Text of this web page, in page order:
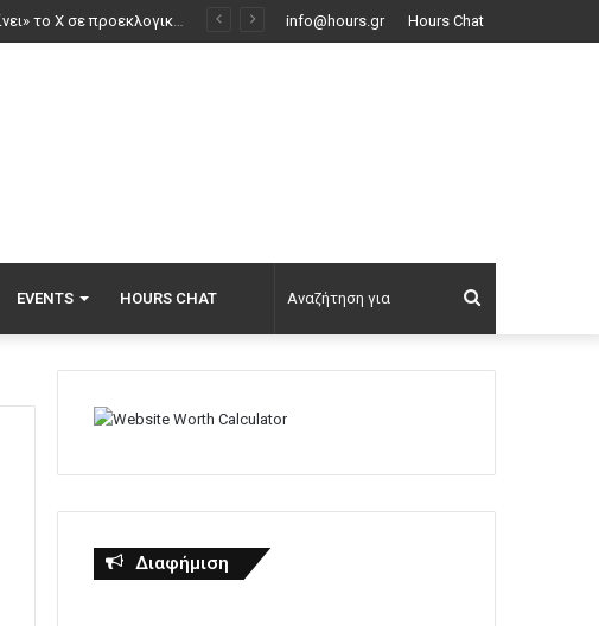
Δεκάδες ρωσικές επιθέσεις στην περιφέρεια του Ντνιπροπετρόφ της Ουκρανίας, δύο νεκροί και έξι τραυματίες info@hours.gr Hours Chat
EVENTS HOURS CHAT
για
Διαφήμιση